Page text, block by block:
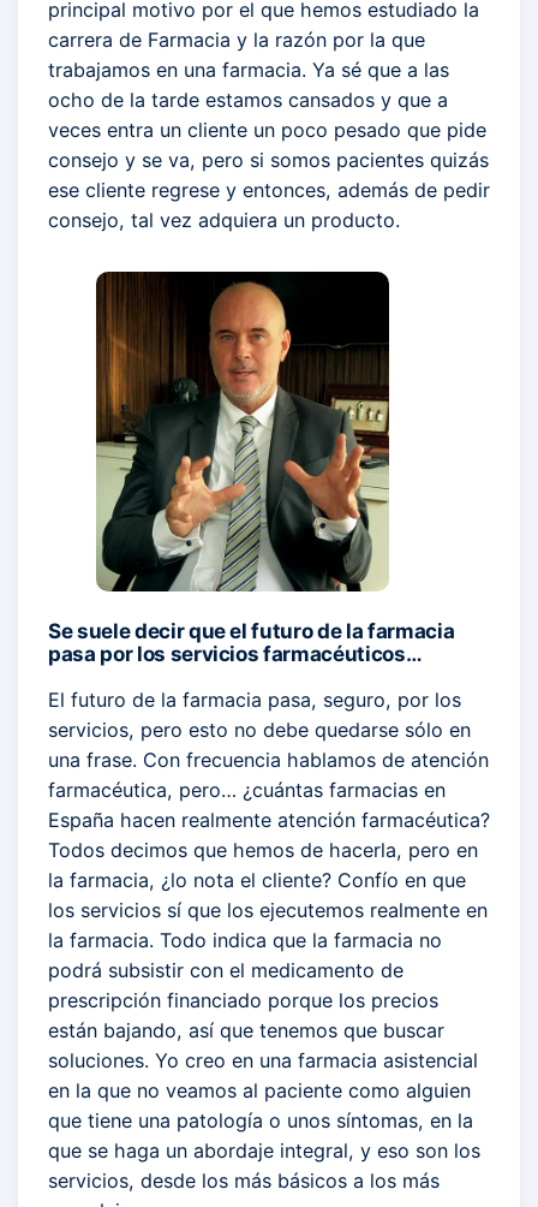
principal motivo por el que hemos estudiado la
carrera de Farmacia y la razón por la que
trabajamos en una farmacia. Ya sé que a las
ocho de la tarde estamos cansados y que a
veces entra un cliente un poco pesado que pide
consejo y se va, pero si somos pacientes quizás
ese cliente regrese y entonces, además de pedir
consejo, tal vez adquiera un producto.
Se suele decir que el futuro de la farmacia
pasa por los servicios farmacéuticos…
El futuro de la farmacia pasa, seguro, por los
servicios, pero esto no debe quedarse sólo en
una frase. Con frecuencia hablamos de atención
farmacéutica, pero… ¿cuántas farmacias en
España hacen realmente atención farmacéutica?
Todos decimos que hemos de hacerla, pero en
la farmacia, ¿lo nota el cliente? Confío en que
los servicios sí que los ejecutemos realmente en
la farmacia. Todo indica que la farmacia no
podrá subsistir con el medicamento de
prescripción financiado porque los precios
están bajando, así que tenemos que buscar
soluciones. Yo creo en una farmacia asistencial
en la que no veamos al paciente como alguien
que tiene una patología o unos síntomas, en la
que se haga un abordaje integral, y eso son los
servicios, desde los más básicos a los más